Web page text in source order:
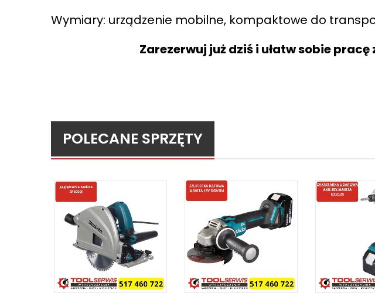
Wymiary: urządzenie mobilne, kompaktowe do
Zarezerwuj już dziś i ułatw sobie pracę
POLECANE SPRZĘTY